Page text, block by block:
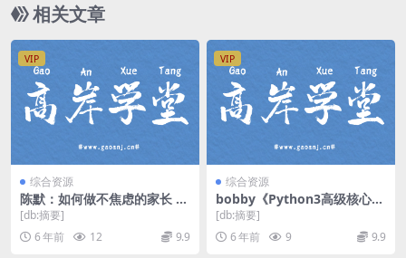
相关文章
VIP
综合资源
陈默：如何做不焦虑的家长 M
P3音频 百度网盘下载
[db:摘要]
6 年前
12 9.9
VIP
综合资源
bobby《Python3高级核心技
术97讲》（超清视频）百度网
盘
[db:摘要]
6 年前
9 9.9